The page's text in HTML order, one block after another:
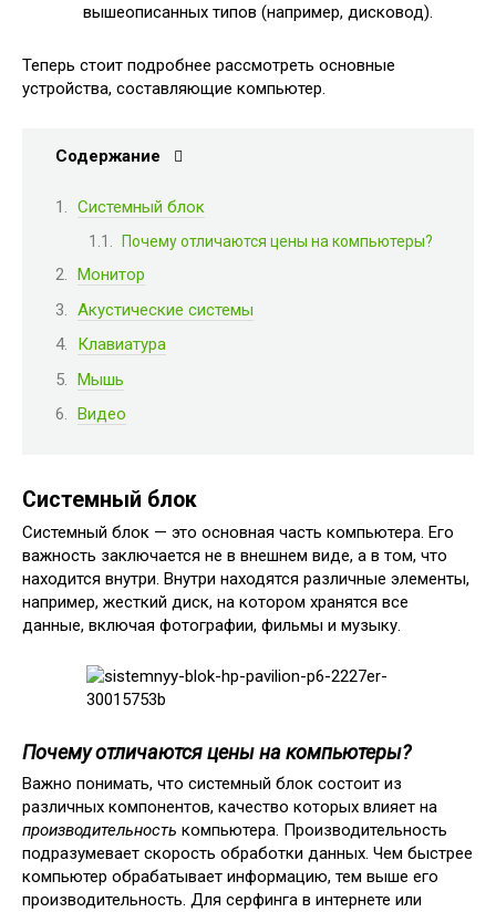
вышеописанных типов (например, дисковод).
Теперь стоит подробнее рассмотреть основные
устройства, составляющие компьютер.
Содержание
Системный блок
Почему отличаются цены на компьютеры?
Монитор
Акустические системы
Клавиатура
Мышь
Видео
Системный блок
Системный блок — это основная часть компьютера. Его
важность заключается не в внешнем виде, а в том, что
находится внутри. Внутри находятся различные элементы,
например, жесткий диск, на котором хранятся все
данные, включая фотографии, фильмы и музыку.
Почему отличаются цены на компьютеры?
Важно понимать, что системный блок состоит из
различных компонентов, качество которых влияет на
производительность компьютера. Производительность
подразумевает скорость обработки данных. Чем быстрее
компьютер обрабатывает информацию, тем выше его
производительность. Для серфинга в интернете или